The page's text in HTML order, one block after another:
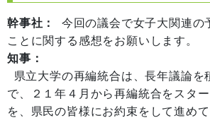
幹事社：
今回の議会で女子大関連の
ことに関する感想をお願いします。
知事：
県立大学の再編統合は、長年議論を
で、２１年４月から再編統合をスタ
を、県民の皆様にお約束をして進め